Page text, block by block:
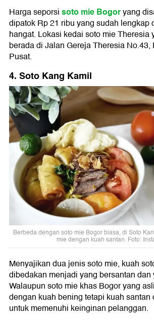
Harga seporsisoto mie Bogoryang
dipatok Rp 21 ribu yang sudah lengkap
hangat. Lokasi kedai soto mie Theresia
berada di Jalan Gereja Theresia No.43,
Pusat.
4. Soto Kang Kamil
Berbeda dengan soto mie Bogor biasa, di Soto
mie dengan kuah santan. Foto:
Menyajikan dua jenis soto mie, kuah
dibedakan menjadi yang bersantan dan
Walaupun soto mie khas Bogor yang
dengan kuah bening tetapi kuah santan
untuk memenuhi keinginan pelanggan.